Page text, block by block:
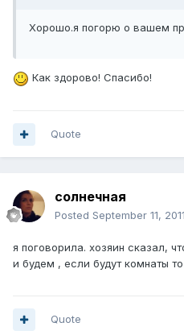
Хорошо.я погорю о вашем
Как здорово! Спасибо!
Quote
солнечная
Posted September 11, 2011
я поговорила. хозяин сказал,
и будем , если будут комнаты
Quote